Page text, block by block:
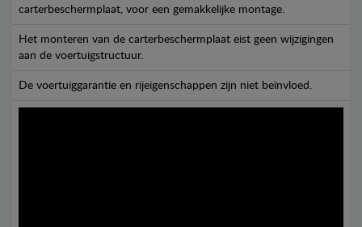
carterbeschermplaat, voor een gemakkelijke montage.
Het monteren van de carterbeschermplaat eist geen wijzigingen
aan de voertuigstructuur.
De voertuiggarantie en rijeigenschappen zijn niet beïnvloed.